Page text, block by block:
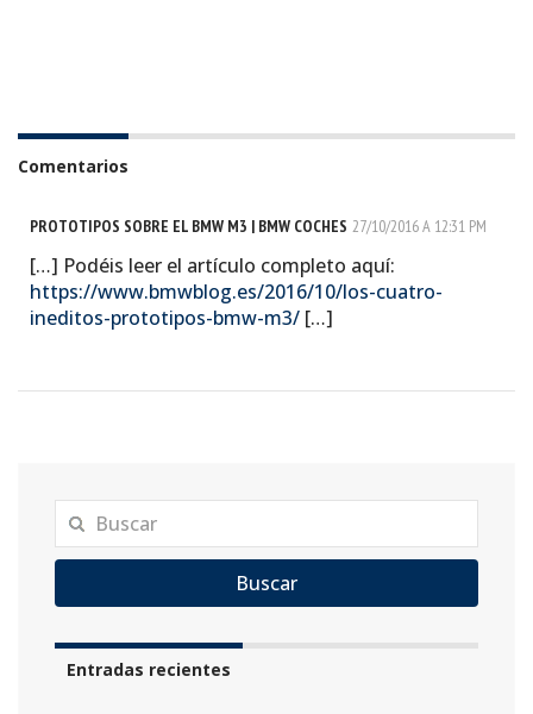
Comentarios
PROTOTIPOS SOBRE EL BMW M3 | BMW COCHES 27/10/2016 A 12:31 PM
[…] Podéis leer el artículo completo aquí:
https://www.bmwblog.es/2016/10/los-cuatro-
ineditos-prototipos-bmw-m3/ […]
Buscar
Entradas recientes